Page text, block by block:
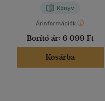
Könyv
Árinformációk
Borító ár: 6 099 Ft
Kosárba